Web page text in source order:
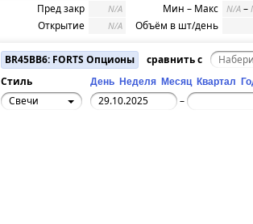
Пред закр N/A
Открытие N/A
Мин – Макс
N/A –
Объём в шт/день
BR45BB6: FORTS Опционы
сравнить с
Стиль
День Неделя Месяц Квартал
Свечи –